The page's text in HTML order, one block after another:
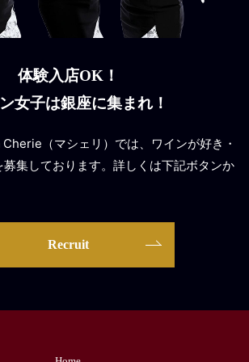
体験入店OK！
女子は銀座に集まれ！
（マシェリ）では、ワインが好き・
集しております。詳しくは下記ボタンか
Recruit